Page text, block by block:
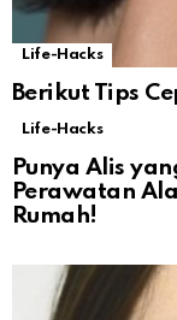
Life-Hacks
Berikut Tips
Life-Hacks
Punya Alis
Perawatan
Rumah!